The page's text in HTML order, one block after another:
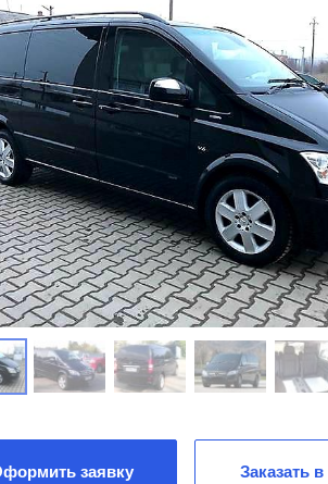
заявку Заказать